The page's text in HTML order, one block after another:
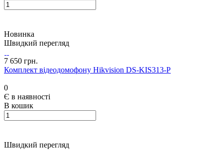
Новинка
Швидкий перегляд
7 650 грн.
Комплект відеодомофону Hikvision DS-KIS313-P
0
Є в наявності
В кошик
Швидкий перегляд